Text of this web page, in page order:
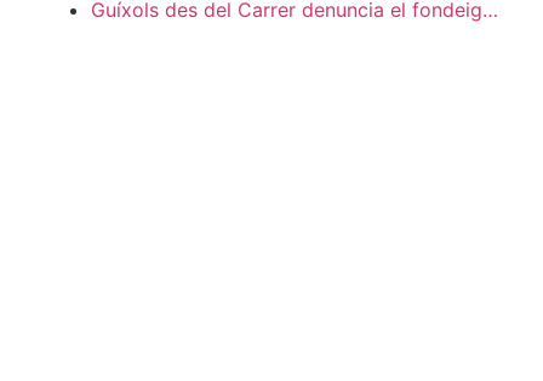
Guíxols des del Carrer denuncia el fondeig…